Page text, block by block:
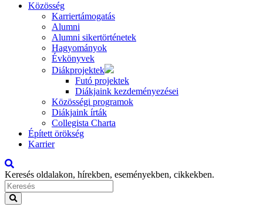
Közösség
Karriertámogatás
Alumni
Alumni sikertörténetek
Hagyományok
Évkönyvek
Diákprojektek
Futó projektek
Diákjaink kezdeményezései
Közösségi programok
Diákjaink írták
Collegista Charta
Épített örökség
Karrier
Keresés oldalakon, hírekben, eseményekben, cikkekben.